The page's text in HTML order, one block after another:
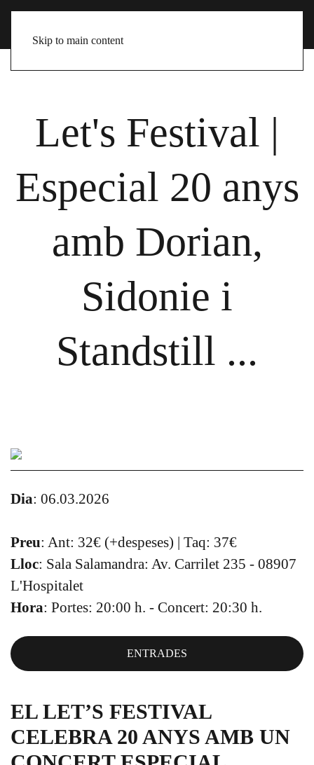
Skip to main content
Let's Festival |
Especial 20 anys
amb Dorian,
Sidonie i
Standstill ...
Dia: 06.03.2026
Preu: Ant: 32€ (+despeses) | Taq: 37€
Lloc: Sala Salamandra: Av. Carrilet 235 - 08907
L'Hospitalet
Hora: Portes: 20:00 h. - Concert: 20:30 h.
ENTRADES
EL LET’S FESTIVAL
CELEBRA 20 ANYS AMB UN